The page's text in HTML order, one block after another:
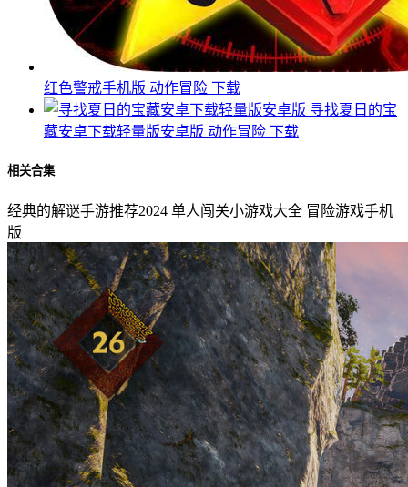
红色警戒手机版 动作冒险 下载
寻找夏日的宝
藏安卓下载轻量版安卓版 动作冒险 下载
相关合集
经典的解谜手游推荐2024 单人闯关小游戏大全 冒险游戏手机
版